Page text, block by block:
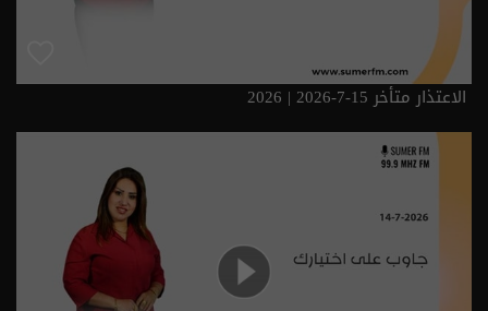
الاعتذار متأخر 15-7-2026 | 2026